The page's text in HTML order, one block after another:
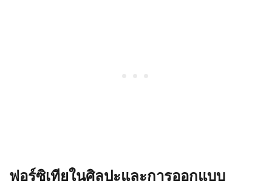
ฟอร์ซิเทียในศิลปะและการออกแบบ